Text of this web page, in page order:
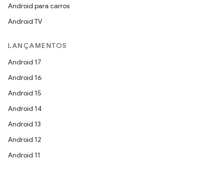
Android para carros
Android TV
LANÇAMENTOS
Android 17
Android 16
Android 15
Android 14
Android 13
Android 12
Android 11